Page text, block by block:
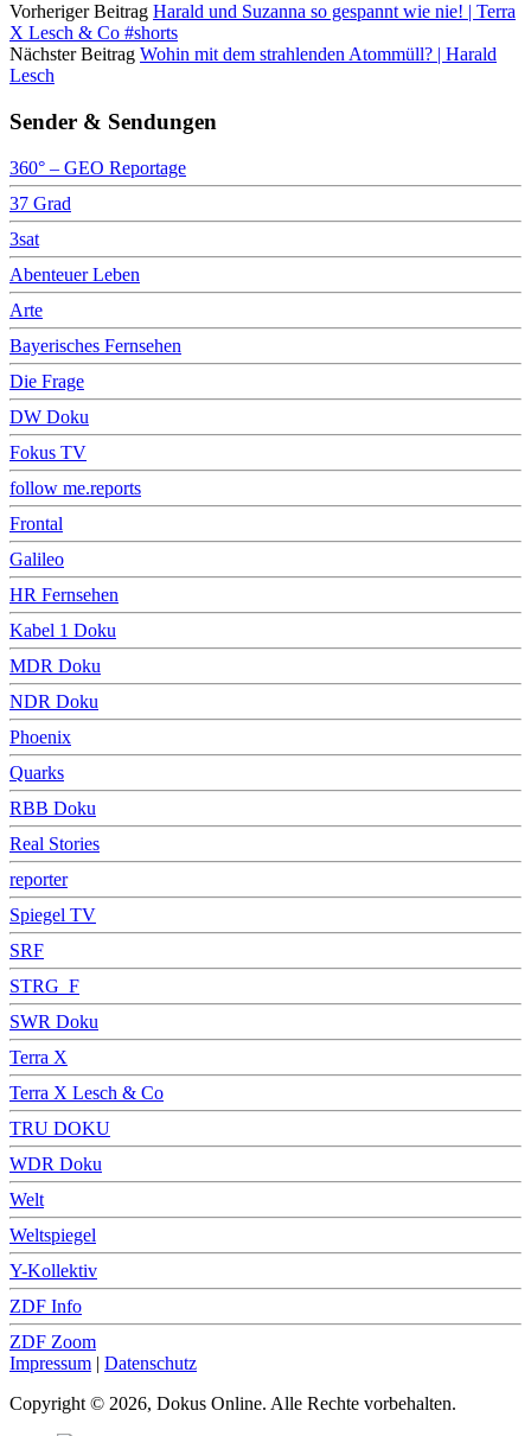
Vorheriger Beitrag Harald und Suzanna so gespannt wie nie! | Terra
X Lesch & Co #shorts
Nächster Beitrag Wohin mit dem strahlenden Atommüll? | Harald
Lesch
Sender & Sendungen
360° – GEO Reportage
37 Grad
3sat
Abenteuer Leben
Arte
Bayerisches Fernsehen
Die Frage
DW Doku
Fokus TV
follow me.reports
Frontal
Galileo
HR Fernsehen
Kabel 1 Doku
MDR Doku
NDR Doku
Phoenix
Quarks
RBB Doku
Real Stories
reporter
Spiegel TV
SRF
STRG_F
SWR Doku
Terra X
Terra X Lesch & Co
TRU DOKU
WDR Doku
Welt
Weltspiegel
Y-Kollektiv
ZDF Info
ZDF Zoom
Impressum | Datenschutz
Copyright © 2026, Dokus Online. Alle Rechte vorbehalten.